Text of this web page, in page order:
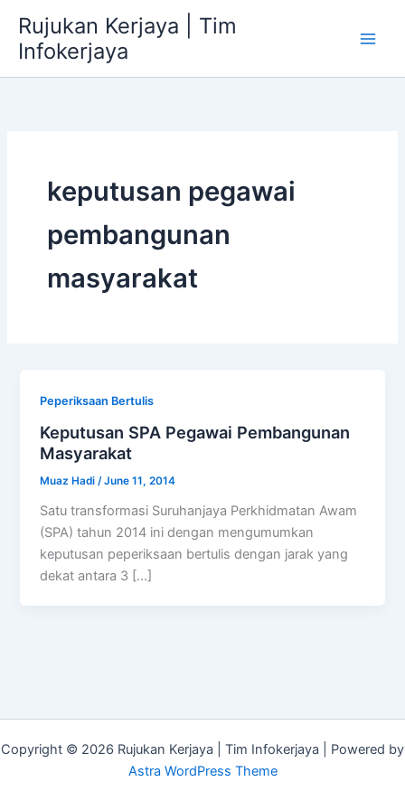
content
Rujukan Kerjaya | Tim
Infokerjaya
keputusan pegawai
pembangunan
masyarakat
Peperiksaan Bertulis
Keputusan SPA Pegawai Pembangunan
Masyarakat
Muaz Hadi /June 11, 2014
Satu transformasi Suruhanjaya Perkhidmatan Awam
(SPA) tahun 2014 ini dengan mengumumkan
keputusan peperiksaan bertulis dengan jarak yang
dekat antara 3 […]
Copyright © 2026 Rujukan Kerjaya | Tim Infokerjaya | Powered by
Astra WordPress Theme